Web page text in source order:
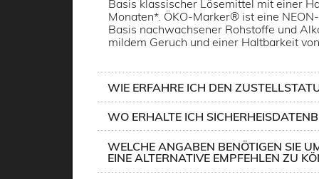
Basis klassischer Lösemittel mit einer
Monaten*. ÖKO-Marker® ist eine
Basis nachwachsener Rohstoffe und
mildem Geruch und einer Haltbarkeit
WIE ERFAHRE ICH DEN
WO ERHALTE ICH
WELCHE ANGABEN BENÖTIGEN SIE
EINE ALTERNATIVE EMPFEHLEN ZU